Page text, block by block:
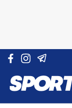
Vai al contenuto